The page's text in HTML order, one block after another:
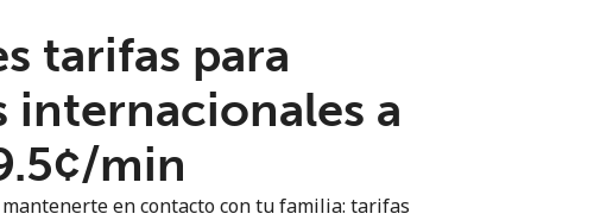
tarifas para
internacionales a
min
en contacto con tu familia: tarifas